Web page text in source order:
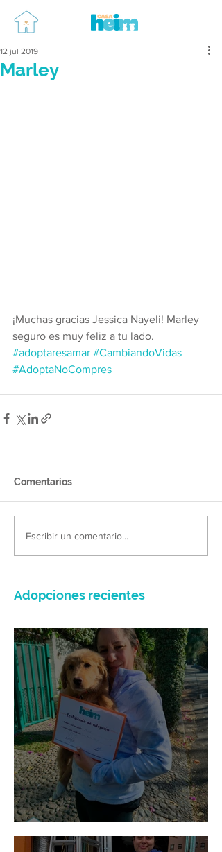
Marley
12 jul 2019
¡Muchas gracias Jessica Nayeli! Marley
seguro es muy feliz a tu lado.
#adoptaresamar #CambiandoVidas
#AdoptaNoCompres
Comentarios
Escribir un comentario...
Adopciones recientes
Bellota